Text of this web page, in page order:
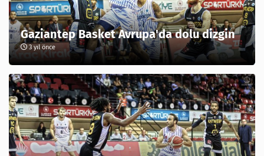
Gaziantep Basket Avrupa'da dolu dizgin
3 yıl önce